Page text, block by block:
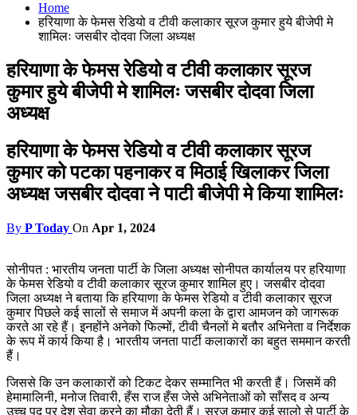
Home
हरियाणा के फेमस रेडियो व टीवी कलाकार सूरज कुमार हुये बीजेपी मे
शामिलः जसबीर दोदवा जिला अध्यक्ष
हरियाणा के फेमस रेडियो व टीवी कलाकार सूरज
कुमार हुये बीजेपी मे शामिलः जसबीर दोदवा जिला
अध्यक्ष
हरियाणा के फेमस रेडियो व टीवी कलाकार सूरज
कुमार को पटका पहनाकर व मिठाई खिलाकर जिला
अध्यक्ष जसबीर दोदवा ने पाटी बीजेपी मे किया शामिलः
By P Today On Apr 1, 2024
सोनीपत : भारतीय जनता पार्टी के जिला अध्यक्ष सोनीपत कार्यालय पर हरियाणा
के फेमस रेडियो व टीवी कलाकार सूरज कुमार शामिल हुए। जसबीर दोदवा
जिला अध्यक्ष ने बताया कि हरियाणा के फेमस रेडियो व टीवी कलाकार सूरज
कुमार पिछले कई सालों से समाज में अपनी कला के द्वारा आमजन को जागरूक
करते आ रहे हैं। इनहोंने अनेको फिल्मों, टीवी चैनलों मे बतौर अभिनेता व निर्देशक
के रूप में कार्य किया है। भारतीय जनता पार्टी कलाकारों का बहुत सममान करती
हैं।
जिससे कि उन कलाकारों को टिकट देकर सम्मानित भी करती हैं। जिसमें की
हेमामालिनी, मनोज तिवारी, हँस राज हँस जेसे अभिनेताओं को साँसद व अन्य
उच्च पद पर देश सेवा करने का मौका देती हैं। सूरज कुमार कई सालो से पार्टी के